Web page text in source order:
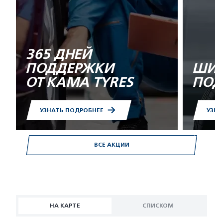
ВСЕ АКЦИИ
365 ДНЕЙ
ПОДДЕРЖКИ
ОТ KAMA TYRES
УЗНАТЬ ПОДРОБНЕЕ
НА КАРТЕ СПИСКОМ